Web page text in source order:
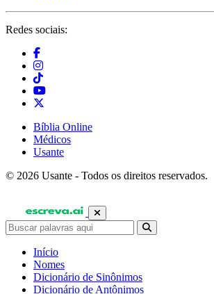
Redes sociais:
Bíblia Online
Médicos
Usante
© 2026 Usante - Todos os direitos reservados.
Início
Nomes
Dicionário de Sinônimos
Dicionário de Antônimos